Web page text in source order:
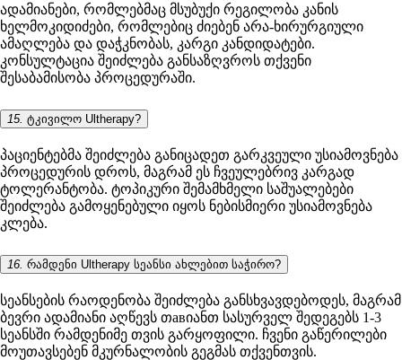
ადამიანები, რომლებმაც მსუბუქი რეგილობა კანის
ხელმოკიდიძები, რომლებიც ძიებენ არა-ხირურგიული
ამაღლება და დაჭკნობას, კარგი კანდიდატები.
კონსულტაცია შეიძლება განსაზღვროს თქვენი
შესაბამისობა პროცედურაში.
15. ტკივილო Ultherapy?
პაციენტებმა შეიძლება განიცადეთ გარკვეული უსიამოვნება
პროცედურის დროს, მაგრამ ეს ჩვეულებრივ კარგად
ტოლერანტობა. ტოპიკური შემამხმელი საშუალებები
შეიძლება გამოყენებული იყოს ნებისმიერი უსიამოვნება
კლება.
16. რამდენი Ultherapy სეანსი ახლებით საჭირო?
სეანსების რაოდენობა შეიძლება განსხვავდებოდეს, მაგრამ
ბევრი ადამიანი აღწევს თавიანთ სასურველ შედეგებს 1-3
სეანსში რამდენიმე თვის გარყოფილი. ჩვენი გაწერილები
მოუთავსებენ მკურნალობის გეგმას თქვენთვის.